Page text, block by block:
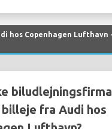
hos Copenhagen
fra Audi hos